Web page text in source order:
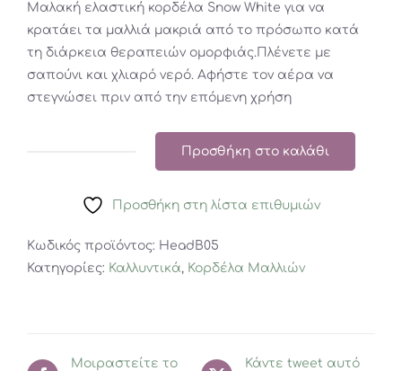
Μαλακή ελαστική κορδέλα Snow White για να
κρατάει τα μαλλιά μακριά από το πρόσωπο κατά
τη διάρκεια θεραπειών ομορφιάς.Πλένετε με
σαπούνι και χλιαρό νερό. Αφήστε τον αέρα να
στεγνώσει πριν από την επόμενη χρήση
Snow
ποσότητα
Προσθήκη στο καλάθι
Προσθήκη στη λίστα επιθυμιών
Κωδικός προϊόντος: HeadB05
Κατηγορίες: Καλλυντικά, Κορδέλα Μαλλιών
Μοιραστείτε το
Κάντε tweet αυτό